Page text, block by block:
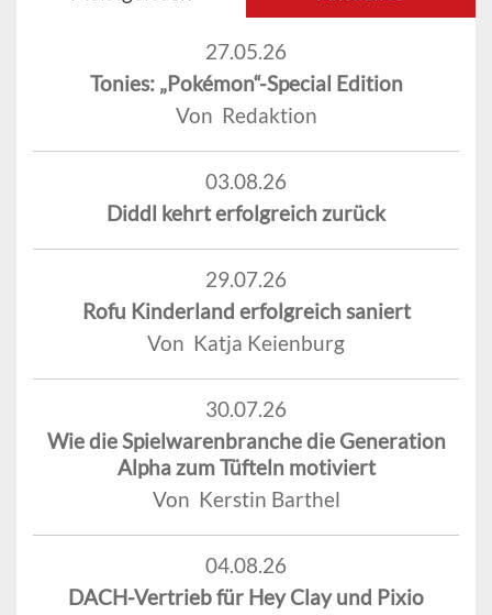
27.05.26
Tonies: „Pokémon“-Special Edition
Von Redaktion
03.08.26
Diddl kehrt erfolgreich zurück
29.07.26
Rofu Kinderland erfolgreich saniert
Von Katja Keienburg
30.07.26
Wie die Spielwarenbranche die Generation
Alpha zum Tüfteln motiviert
Von Kerstin Barthel
04.08.26
DACH-Vertrieb für Hey Clay und Pixio